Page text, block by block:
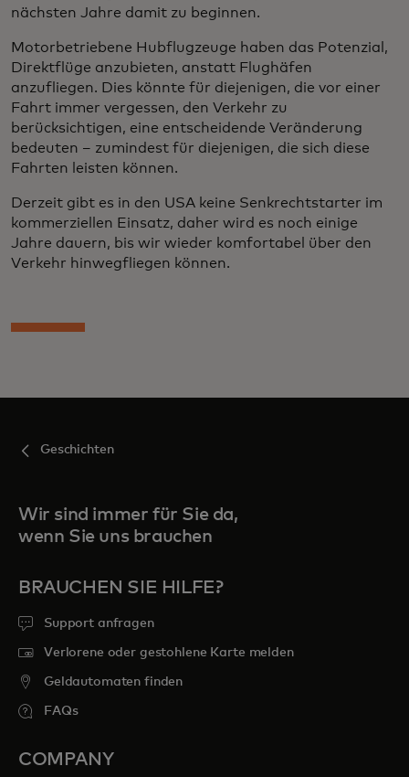
nächsten Jahre damit zu beginnen.
Motorbetriebene Hubflugzeuge haben das Potenzial,
Direktflüge anzubieten, anstatt Flughäfen
anzufliegen. Dies könnte für diejenigen, die vor einer
Fahrt immer vergessen, den Verkehr zu
berücksichtigen, eine entscheidende Veränderung
bedeuten – zumindest für diejenigen, die sich diese
Fahrten leisten können.
Derzeit gibt es in den USA keine Senkrechtstarter im
kommerziellen Einsatz, daher wird es noch einige
Jahre dauern, bis wir wieder komfortabel über den
Verkehr hinwegfliegen können.
Geschichten
Wir sind immer für Sie da,
wenn Sie uns brauchen
BRAUCHEN SIE HILFE?
Support anfragen
Verlorene oder gestohlene Karte melden
Geldautomaten finden
FAQs
COMPANY